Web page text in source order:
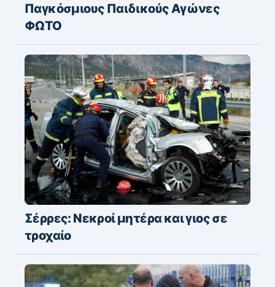
Παγκόσμιους Παιδικούς Αγώνες
ΦΩΤΟ
Σέρρες: Νεκροί μητέρα και γιος σε
τροχαίο